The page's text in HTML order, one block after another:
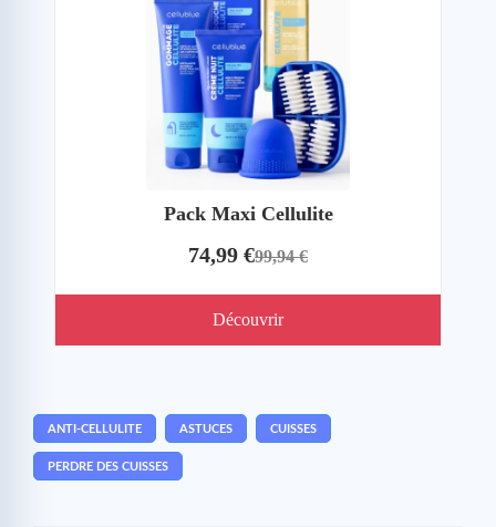
Pack Maxi Cellulite
74,99 €99,94 €
Découvrir
ANTI-CELLULITE ASTUCES CUISSES
PERDRE DES CUISSES